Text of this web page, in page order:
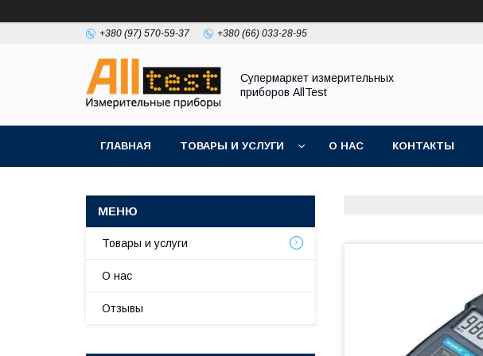
+380 (97) 570-59-37 +380 (66) 033-28-95
Супермаркет измерительных
приборов AllTest
ГЛАВНАЯ ТОВАРЫ И УСЛУГИ О НАС КОНТАКТЫ
Товары и услуги
О нас
Отзывы